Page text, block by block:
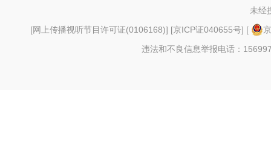
未经
[网上传播视听节目许可证(0106168)] [京ICP证040655号] [
违法和不良信息举报电话：